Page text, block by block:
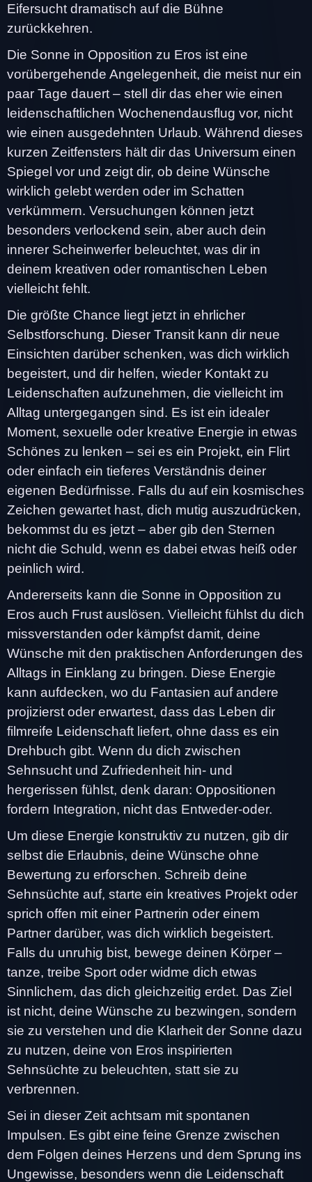
Eifersucht dramatisch auf die Bühne
zurückkehren.
Die Sonne in Opposition zu Eros ist eine
vorübergehende Angelegenheit, die meist nur ein
paar Tage dauert – stell dir das eher wie einen
leidenschaftlichen Wochenendausflug vor, nicht
wie einen ausgedehnten Urlaub. Während dieses
kurzen Zeitfensters hält dir das Universum einen
Spiegel vor und zeigt dir, ob deine Wünsche
wirklich gelebt werden oder im Schatten
verkümmern. Versuchungen können jetzt
besonders verlockend sein, aber auch dein
innerer Scheinwerfer beleuchtet, was dir in
deinem kreativen oder romantischen Leben
vielleicht fehlt.
Die größte Chance liegt jetzt in ehrlicher
Selbstforschung. Dieser Transit kann dir neue
Einsichten darüber schenken, was dich wirklich
begeistert, und dir helfen, wieder Kontakt zu
Leidenschaften aufzunehmen, die vielleicht im
Alltag untergegangen sind. Es ist ein idealer
Moment, sexuelle oder kreative Energie in etwas
Schönes zu lenken – sei es ein Projekt, ein Flirt
oder einfach ein tieferes Verständnis deiner
eigenen Bedürfnisse. Falls du auf ein kosmisches
Zeichen gewartet hast, dich mutig auszudrücken,
bekommst du es jetzt – aber gib den Sternen
nicht die Schuld, wenn es dabei etwas heiß oder
peinlich wird.
Andererseits kann die Sonne in Opposition zu
Eros auch Frust auslösen. Vielleicht fühlst du dich
missverstanden oder kämpfst damit, deine
Wünsche mit den praktischen Anforderungen des
Alltags in Einklang zu bringen. Diese Energie
kann aufdecken, wo du Fantasien auf andere
projizierst oder erwartest, dass das Leben dir
filmreife Leidenschaft liefert, ohne dass es ein
Drehbuch gibt. Wenn du dich zwischen
Sehnsucht und Zufriedenheit hin- und
hergerissen fühlst, denk daran: Oppositionen
fordern Integration, nicht das Entweder-oder.
Um diese Energie konstruktiv zu nutzen, gib dir
selbst die Erlaubnis, deine Wünsche ohne
Bewertung zu erforschen. Schreib deine
Sehnsüchte auf, starte ein kreatives Projekt oder
sprich offen mit einer Partnerin oder einem
Partner darüber, was dich wirklich begeistert.
Falls du unruhig bist, bewege deinen Körper –
tanze, treibe Sport oder widme dich etwas
Sinnlichem, das dich gleichzeitig erdet. Das Ziel
ist nicht, deine Wünsche zu bezwingen, sondern
sie zu verstehen und die Klarheit der Sonne dazu
zu nutzen, deine von Eros inspirierten
Sehnsüchte zu beleuchten, statt sie zu
verbrennen.
Sei in dieser Zeit achtsam mit spontanen
Impulsen. Es gibt eine feine Grenze zwischen
dem Folgen deines Herzens und dem Sprung ins
Ungewisse, besonders wenn die Leidenschaft